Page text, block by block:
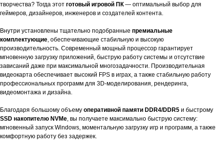
творчества? Тогда этот готовый игровой ПК— оптимальный выбор для
геймеров, дизайнеров, инженеров и создателей контента.
Внутри установлены тщательно подобранные премиальные
комплектующие, обеспечивающие стабильную и высокую
производительность. Современный мощный процессор гарантирует
мгновенную загрузку приложений, быструю работу системы и отсутствие
зависаний даже при максимальной многозадачности. Производительная
видеокарта обеспечивает высокий FPS в играх, а также стабильную работу
профессиональных программ для 3D-моделирования, рендеринга,
видеомонтажа и дизайна.
Благодаря большому объему оперативной памяти DDR4/DDR5 и быстрому
SSD накопителю NVMe, вы получаете максимально быструю систему:
мгновенный запуск Windows, моментальную загрузку игр и программ, а также
комфортную работу без задержек.